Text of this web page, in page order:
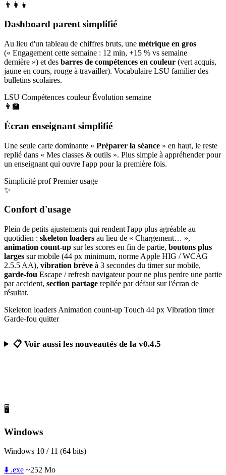
👨‍👩‍👧
Dashboard parent simplifié
Au lieu d'un tableau de chiffres bruts, une métrique en gros
(« Engagement cette semaine : 12 min, +15 % vs semaine
dernière ») et des barres de compétences en couleur (vert acquis,
jaune en cours, rouge à travailler). Vocabulaire LSU familier des
bulletins scolaires.
LSU Compétences couleur Évolution semaine
👩‍🏫
Écran enseignant simplifié
Une seule carte dominante « Préparer la séance » en haut, le reste
replié dans « Mes classes & outils ». Plus simple à appréhender pour
un enseignant qui ouvre l'app pour la première fois.
Simplicité prof Premier usage
✨
Confort d'usage
Plein de petits ajustements qui rendent l'app plus agréable au
quotidien : skeleton loaders au lieu de « Chargement… »,
animation count-up sur les scores en fin de partie, boutons plus
larges sur mobile (44 px minimum, norme Apple HIG / WCAG
2.5.5 AA), vibration brève à 3 secondes du timer sur mobile,
garde-fou Escape / refresh navigateur pour ne plus perdre une partie
par accident, section partage repliée par défaut sur l'écran de
résultat.
Skeleton loaders Animation count-up Touch 44 px Vibration timer
Garde-fou quitter
📋 Voir aussi les nouveautés de la v0.4.5
🖥️
Windows
Windows 10 / 11 (64 bits)
⬇️ .exe ~252 Mo